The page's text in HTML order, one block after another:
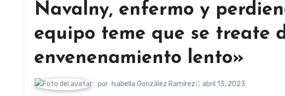
Navalny, enfermo y
equipo teme que se treate
envenenamiento lento»
por Isabella González Ramírez abril 13, 2023